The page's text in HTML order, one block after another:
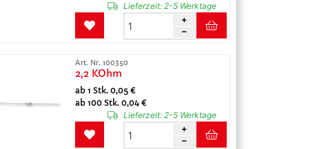
Lieferzeit: 2-5 Werktage
Art. Nr. 100350
2,2 KOhm
ab 1 Stk. 0,05 €
ab 100 Stk. 0,04 €
Lieferzeit: 2-5 Werktage